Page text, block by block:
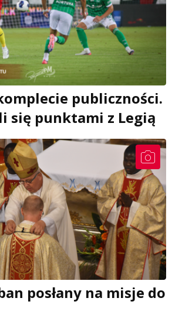
publiczności.
się punktami z Legią
posłany na misje do